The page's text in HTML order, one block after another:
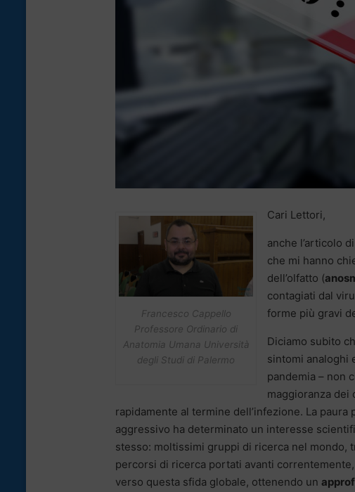
Francesco Cappello
Professore Ordinario di
Anatomia Umana Università
degli Studi di Palermo
Cari Lettori,
anche l’articolo
che mi hanno
dell’olfatto (
contagiati dal
forme più gravi
Diciamo subito
sintomi analoghi
pandemia – non
maggioranza dei
rapidamente al termine dell’infezione. La
aggressivo ha determinato un interesse
stesso: moltissimi gruppi di ricerca nel mondo,
percorsi di ricerca portati avanti
verso questa sfida globale, ottenendo un